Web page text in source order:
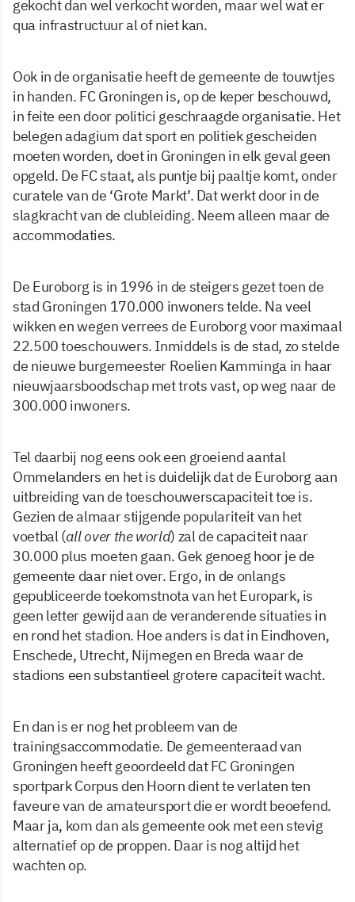
gekocht dan wel verkocht worden, maar wel wat er
qua infrastructuur al of niet kan.
Ook in de organisatie heeft de gemeente de touwtjes
in handen. FC Groningen is, op de keper beschouwd,
in feite een door politici geschraagde organisatie. Het
belegen adagium dat sport en politiek gescheiden
moeten worden, doet in Groningen in elk geval geen
opgeld. De FC staat, als puntje bij paaltje komt, onder
curatele van de ‘Grote Markt’. Dat werkt door in de
slagkracht van de clubleiding. Neem alleen maar de
accommodaties.
De Euroborg is in 1996 in de steigers gezet toen de
stad Groningen 170.000 inwoners telde. Na veel
wikken en wegen verrees de Euroborg voor maximaal
22.500 toeschouwers. Inmiddels is de stad, zo stelde
de nieuwe burgemeester Roelien Kamminga in haar
nieuwjaarsboodschap met trots vast, op weg naar de
300.000 inwoners.
Tel daarbij nog eens ook een groeiend aantal
Ommelanders en het is duidelijk dat de Euroborg aan
uitbreiding van de toeschouwerscapaciteit toe is.
Gezien de almaar stijgende populariteit van het
voetbal (all over the world) zal de capaciteit naar
30.000 plus moeten gaan. Gek genoeg hoor je de
gemeente daar niet over. Ergo, in de onlangs
gepubliceerde toekomstnota van het Europark, is
geen letter gewijd aan de veranderende situaties in
en rond het stadion. Hoe anders is dat in Eindhoven,
Enschede, Utrecht, Nijmegen en Breda waar de
stadions een substantieel grotere capaciteit wacht.
En dan is er nog het probleem van de
trainingsaccommodatie. De gemeenteraad van
Groningen heeft geoordeeld dat FC Groningen
sportpark Corpus den Hoorn dient te verlaten ten
faveure van de amateursport die er wordt beoefend.
Maar ja, kom dan als gemeente ook met een stevig
alternatief op de proppen. Daar is nog altijd het
wachten op.